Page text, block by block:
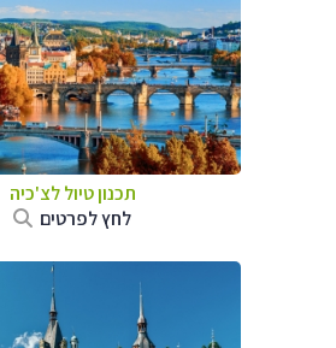
תכנון טיול לצ'כיה
לחץ לפרטים